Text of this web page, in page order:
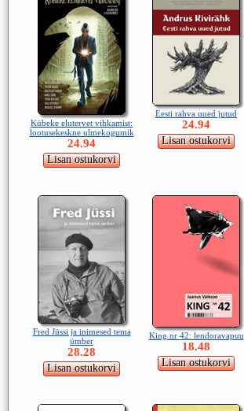
Kübeke elutervet vihkamist:
lootusekeskne ulmekogumik
24.94
Eesti rahva uued jutud
24.94
Fred Jüssi ja inimesed tema
ümber
28.28
King nr 42: lendoravapuu
18.48